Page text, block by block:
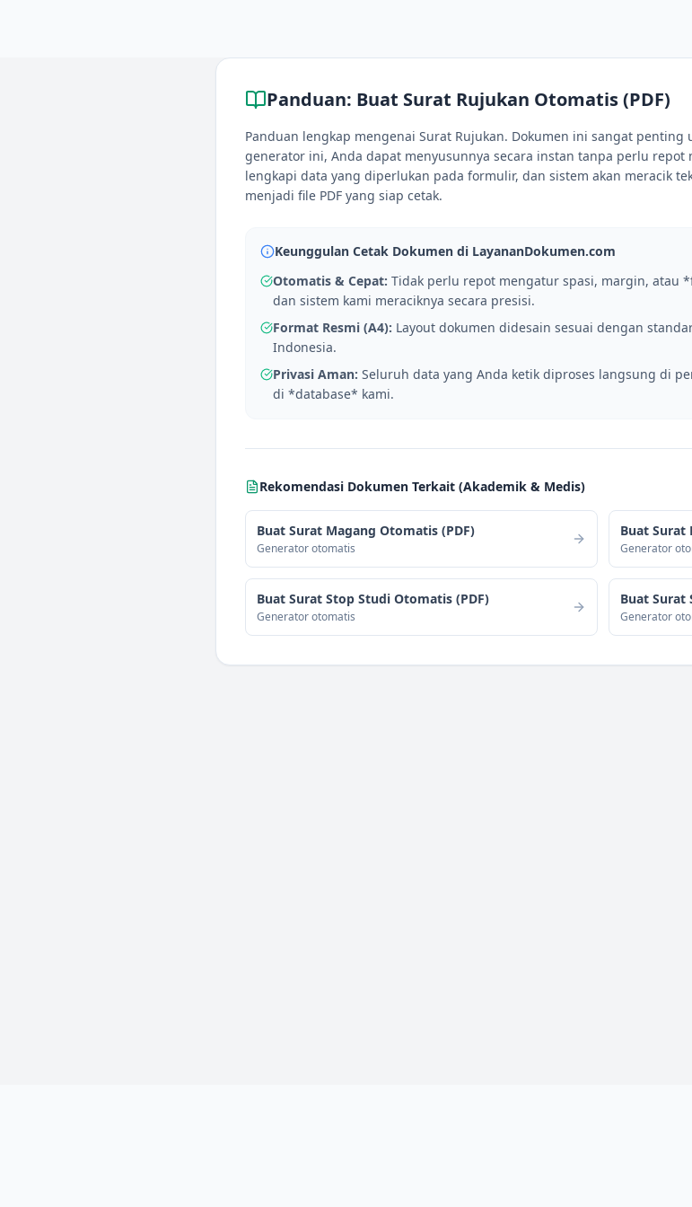
Panduan: Buat Surat Rujukan Otomatis (PDF)
Panduan lengkap mengenai Surat Rujukan. Dokumen ini sangat
generator ini, Anda dapat menyusunnya secara instan tanpa perlu
lengkapi data yang diperlukan pada formulir, dan sistem akan meracik
menjadi file PDF yang siap cetak.
Keunggulan Cetak Dokumen di LayananDokumen.com
Otomatis & Cepat: Tidak perlu repot mengatur spasi, margin, atau
dan sistem kami meraciknya secara presisi.
Format Resmi (A4): Layout dokumen didesain sesuai dengan
Indonesia.
Privasi Aman: Seluruh data yang Anda ketik diproses langsung di
di *database* kami.
Rekomendasi Dokumen Terkait (Akademik & Medis)
Buat Surat Magang Otomatis (PDF)
Generator otomatis
Buat Surat
Generator
Buat Surat Stop Studi Otomatis (PDF)
Generator otomatis
Buat Surat
Generator